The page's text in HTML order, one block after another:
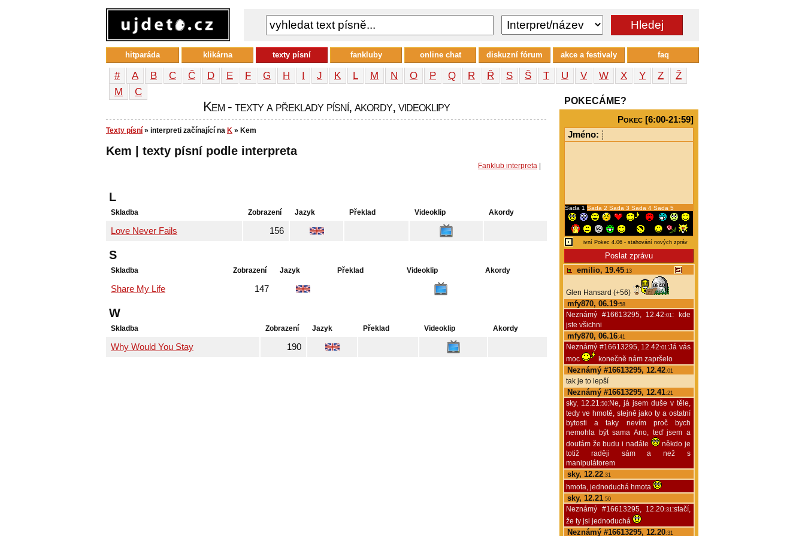
# A B C Č D E F G H I J K L M N O P Q R Ř S Š T U V W X Y Z
Ž
М
С
Kem - texty a překlady písní, akordy, videoklipy
Texty písní » interpreti začínající na K » Kem
Kem | texty písní podle interpreta
Fanklub interpreta
L
Skladba Zobrazení Jazyk Překlad Videoklip Akordy
Love Never Fails 156
S
Skladba Zobrazení Jazyk Překlad Videoklip Akordy
Share My Life 147
W
Skladba Zobrazení Jazyk Překlad Videoklip Akordy
Why Would You Stay 190
POKECÁME?
Pokec [6:00-21:59]
Jméno:
Sada 1 Sada 2 Sada 3 Sada 4 Sada 5
emilio, 19.45:13
Glen Hansard (+56)
mfy870, 06.19:58
Neznámý #16613295, 12.42:01: kde
jste všichni
mfy870, 06.16:41
Neznámý #16613295, 12.42:01:Já vás
moc
konečně nám zapršelo
Neznámý #16613295, 12.42:01
tak je to lepší
Neznámý #16613295, 12.41:21
sky, 12.21:50:Ne, já jsem duše v těle,
tedy ve hmotě, stejně jako ty a ostatní
bytosti a taky nevím proč bych
nemohla být sama Ano, teď jsem a
doufám že budu i nadále
někdo je
totiž raději sám a než s
manipulátorem
sky, 12.22:31
hmota, jednoduchá hmota
sky, 12.21:50
Neznámý #16613295, 12.20:31:stačí,
že ty jsi jednoduchá
Neznámý #16613295, 12.20:31
hitparáda klikárna texty písní fankluby online chat diskuzní fórum akce a festivaly faq